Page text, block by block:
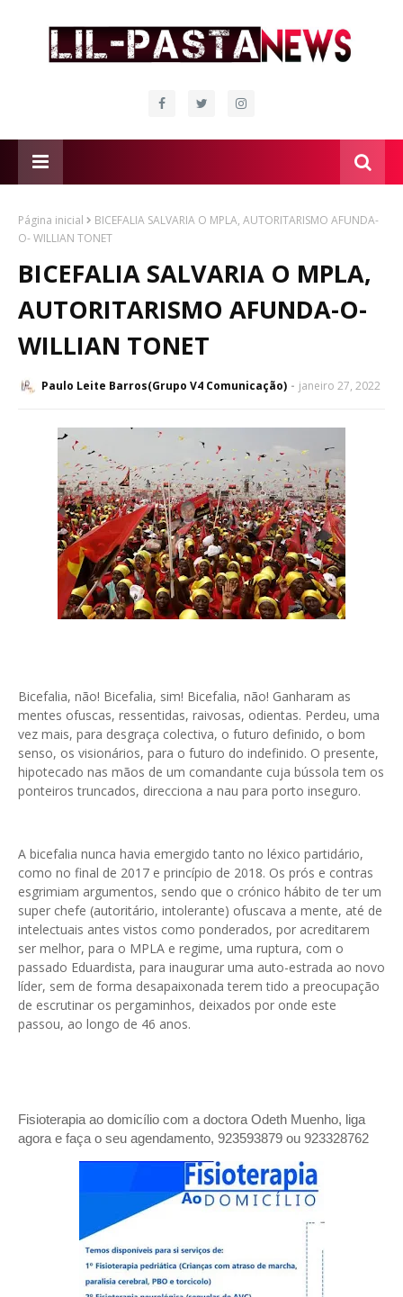
Página inicial
BICEFALIA SALVARIA O MPLA, AUTORITARISMO AFUNDA-
O- WILLIAN TONET
BICEFALIA SALVARIA O MPLA,
AUTORITARISMO AFUNDA-O-
WILLIAN TONET
Paulo Leite Barros(Grupo V4 Comunicação) janeiro 27, 2022
Bicefalia, não! Bicefalia, sim! Bicefalia, não! Ganharam as
mentes ofuscas, ressentidas, raivosas, odientas. Perdeu, uma
vez mais, para desgraça colectiva, o futuro definido, o bom
senso, os visionários, para o futuro do indefinido. O presente,
hipotecado nas mãos de um comandante cuja bússola tem os
ponteiros truncados, direcciona a nau para porto inseguro.
A bicefalia nunca havia emergido tanto no léxico partidário,
como no final de 2017 e princípio de 2018. Os prós e contras
esgrimiam argumentos, sendo que o crónico hábito de ter um
super chefe (autoritário, intolerante) ofuscava a mente, até de
intelectuais antes vistos como ponderados, por acreditarem
ser melhor, para o MPLA e regime, uma ruptura, com o
passado Eduardista, para inaugurar uma auto-estrada ao novo
líder, sem de forma desapaixonada terem tido a preocupação
de escrutinar os pergaminhos, deixados por onde este
passou, ao longo de 46 anos.
Fisioterapia ao domicílio com a doctora Odeth Muenho, liga
agora e faça o seu agendamento, 923593879 ou 923328762